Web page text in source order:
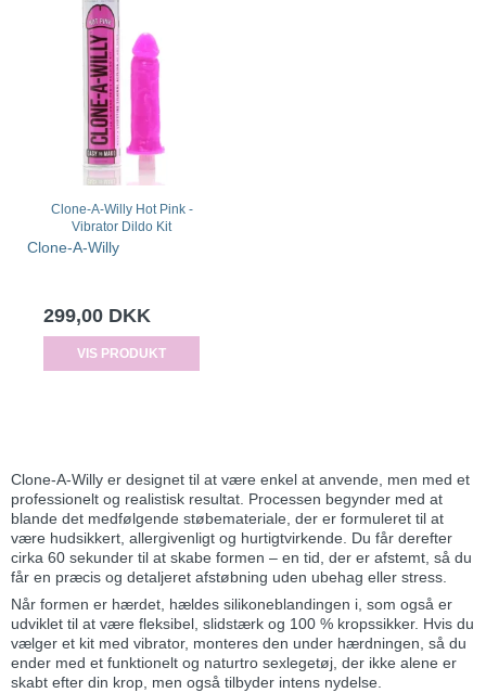
Clone-A-Willy Hot Pink -
Vibrator Dildo Kit
Clone-A-Willy
299,00 DKK
VIS PRODUKT
Clone-A-Willy er designet til at være enkel at anvende, men med et
professionelt og realistisk resultat. Processen begynder med at
blande det medfølgende støbemateriale, der er formuleret til at
være hudsikkert, allergivenligt og hurtigtvirkende. Du får derefter
cirka 60 sekunder til at skabe formen – en tid, der er afstemt, så du
får en præcis og detaljeret afstøbning uden ubehag eller stress.
Når formen er hærdet, hældes silikoneblandingen i, som også er
udviklet til at være fleksibel, slidstærk og 100 % kropssikker. Hvis du
vælger et kit med vibrator, monteres den under hærdningen, så du
ender med et funktionelt og naturtro sexlegetøj, der ikke alene er
skabt efter din krop, men også tilbyder intens nydelse.